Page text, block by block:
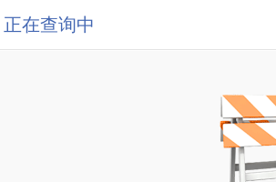
正在查询中